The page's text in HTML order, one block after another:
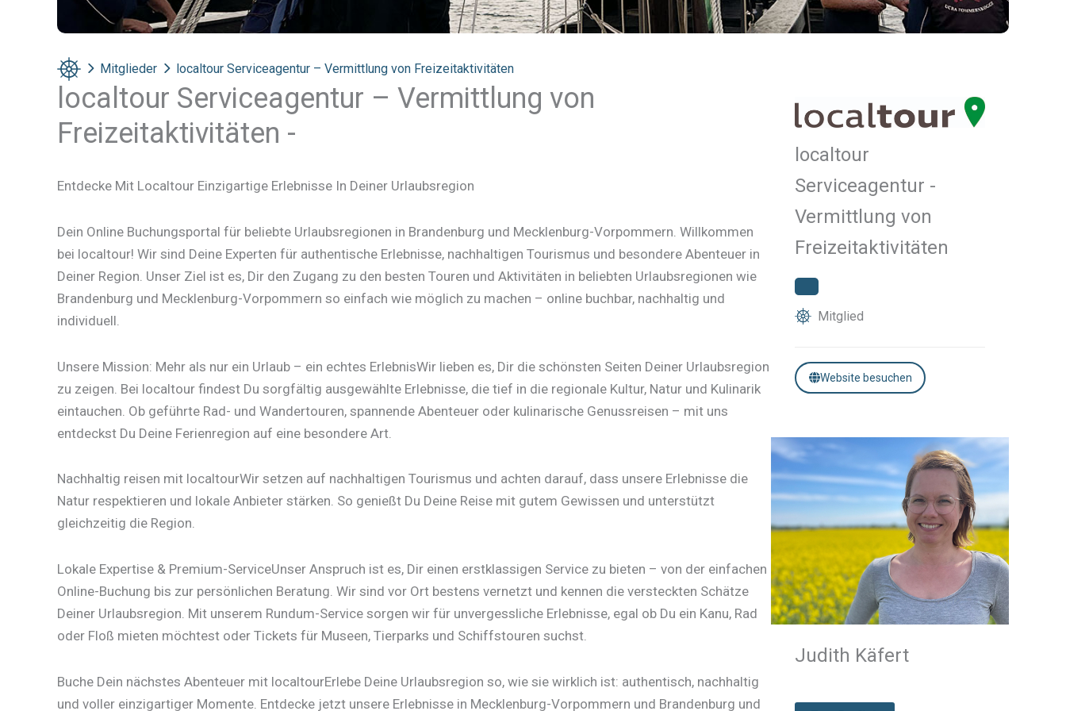
Mitglieder localtour Serviceagentur – Vermittlung von Freizeitaktivitäten
localtour Serviceagentur – Vermittlung von
Freizeitaktivitäten -
Entdecke Mit Localtour Einzigartige Erlebnisse In Deiner Urlaubsregion
Dein Online Buchungsportal für beliebte Urlaubsregionen in Brandenburg und Mecklenburg-Vorpommern. Willkommen
bei localtour! Wir sind Deine Experten für authentische Erlebnisse, nachhaltigen Tourismus und besondere Abenteuer in
Deiner Region. Unser Ziel ist es, Dir den Zugang zu den besten Touren und Aktivitäten in beliebten Urlaubsregionen wie
Brandenburg und Mecklenburg-Vorpommern so einfach wie möglich zu machen – online buchbar, nachhaltig und
individuell.
Unsere Mission: Mehr als nur ein Urlaub – ein echtes ErlebnisWir lieben es, Dir die schönsten Seiten Deiner Urlaubsregion
zu zeigen. Bei localtour findest Du sorgfältig ausgewählte Erlebnisse, die tief in die regionale Kultur, Natur und Kulinarik
eintauchen. Ob geführte Rad- und Wandertouren, spannende Abenteuer oder kulinarische Genussreisen – mit uns
entdeckst Du Deine Ferienregion auf eine besondere Art.
Nachhaltig reisen mit localtourWir setzen auf nachhaltigen Tourismus und achten darauf, dass unsere Erlebnisse die
Natur respektieren und lokale Anbieter stärken. So genießt Du Deine Reise mit gutem Gewissen und unterstützt
gleichzeitig die Region.
Lokale Expertise & Premium-ServiceUnser Anspruch ist es, Dir einen erstklassigen Service zu bieten – von der einfachen
Online-Buchung bis zur persönlichen Beratung. Wir sind vor Ort bestens vernetzt und kennen die versteckten Schätze
Deiner Urlaubsregion. Mit unserem Rundum-Service sorgen wir für unvergessliche Erlebnisse, egal ob Du ein Kanu, Rad
oder Floß mieten möchtest oder Tickets für Museen, Tierparks und Schiffstouren suchst.
Buche Dein nächstes Abenteuer mit localtourErlebe Deine Urlaubsregion so, wie sie wirklich ist: authentisch, nachhaltig
und voller einzigartiger Momente. Entdecke jetzt unsere Erlebnisse in Mecklenburg-Vorpommern und Brandenburg und
localtour
Serviceagentur -
Vermittlung von
Freizeitaktivitäten
Mitglied
Website besuchen
Judith Käfert